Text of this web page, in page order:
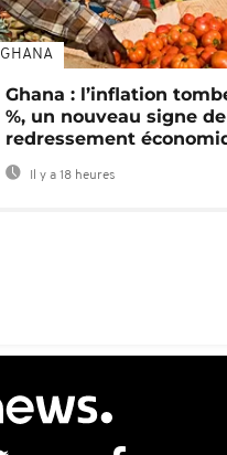
GHANA
Ghana : l’inflation
%, un nouveau signe de
redressement
Il y a 18 heures